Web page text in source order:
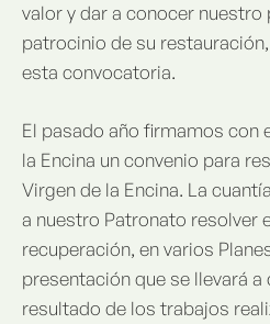
valor y dar a conocer
patrocinio de su
esta convocatoria.
El pasado año firmamos con
la Encina un convenio para
Virgen de la Encina. La
a nuestro Patronato resolver
recuperación, en varios
presentación que se llevará
resultado de los trabajos